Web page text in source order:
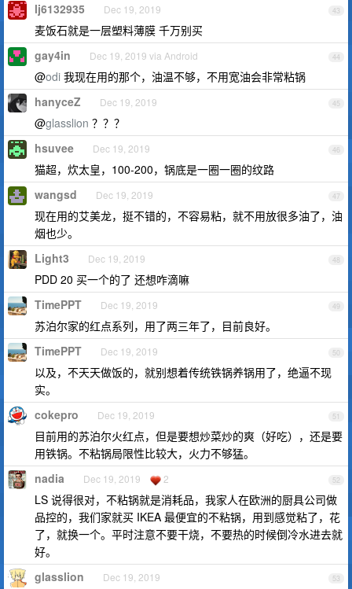
43
lj6132935 Dec 19, 2019
麦饭石就是一层塑料薄膜 千万别买
44
gay4in Dec 19, 2019 via Android
@odi 我现在用的那个，油温不够，不用宽油会非常粘锅
45
hanyceZ Dec 19, 2019
@glasslion ？？？
46
hsuvee Dec 19, 2019
猫超，炊太皇，100-200，锅底是一圈一圈的纹路
47
wangsd Dec 19, 2019
现在用的艾美龙，挺不错的，不容易粘，就不用放很多油了，油
烟也少。
48
Light3 Dec 19, 2019
PDD 20 买一个的了 还想咋滴嘛
49
TimePPT Dec 19, 2019
苏泊尔家的红点系列，用了两三年了，目前良好。
50
TimePPT Dec 19, 2019
以及，不天天做饭的，就别想着传统铁锅养锅用了，绝逼不现
实。
51
cokepro Dec 19, 2019
目前用的苏泊尔火红点，但是要想炒菜炒的爽（好吃），还是要
用铁锅。不粘锅局限性比较大，火力不够猛。
52
nadia Dec 19, 2019 2
LS 说得很对，不粘锅就是消耗品，我家人在欧洲的厨具公司做
品控的，我们家就买 IKEA 最便宜的不粘锅，用到感觉粘了，花
了，就换一个。平时注意不要干烧，不要热的时候倒冷水进去就
好。
53
glasslion Dec 19, 2019